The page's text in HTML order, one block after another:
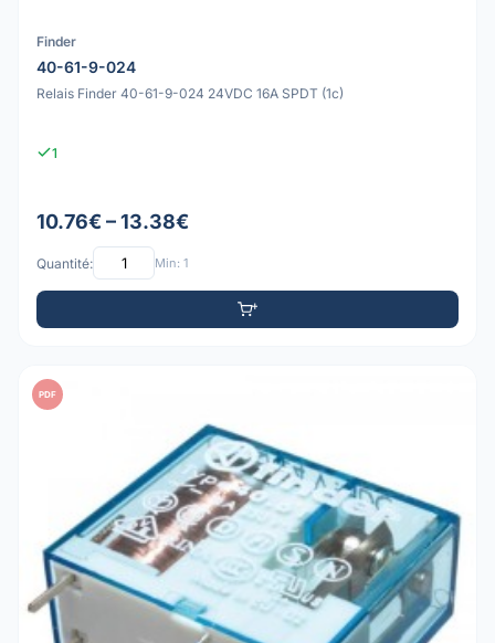
Finder
40-61-9-024
Relais Finder 40-61-9-024 24VDC 16A SPDT (1c)
1
10.76€ – 13.38€
Quantité: Min: 1
PDF